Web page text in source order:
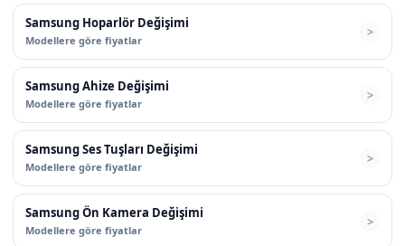
Samsung Hoparlör Değişimi
Modellere göre fiyatlar
Samsung Ahize Değişimi
Modellere göre fiyatlar
Samsung Ses Tuşları Değişimi
Modellere göre fiyatlar
Samsung Ön Kamera Değişimi
Modellere göre fiyatlar